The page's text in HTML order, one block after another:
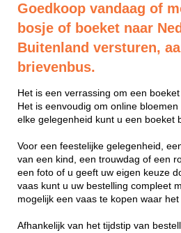
Goedkoop vandaag of
bosje of boeket naar
Buitenland versturen,
brievenbus.
Het is een verrassing om een
Het is eenvoudig om online
elke gelegenheid kunt u een boeket
Voor een feestelijke gelegenheid,
van een kind, een trouwdag of een
een foto of u geeft uw eigen keuze
vaas kunt u uw bestelling compleet
mogelijk een vaas te kopen waar
Afhankelijk van het tijdstip van